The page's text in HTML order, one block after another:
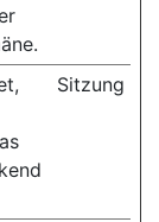
Sitzung